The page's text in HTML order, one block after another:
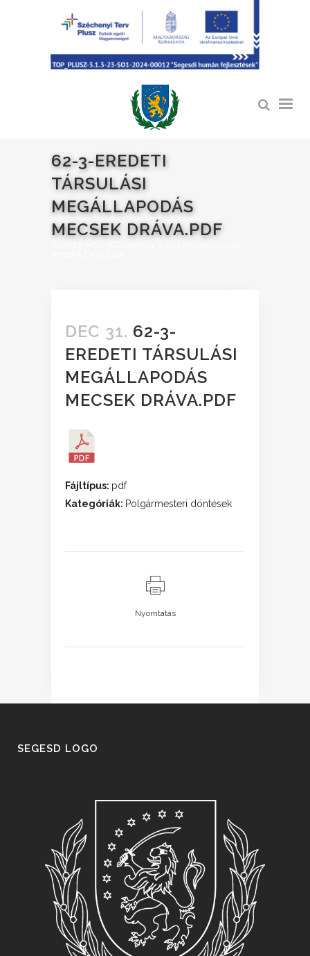
62-3-EREDETI
TÁRSULÁSI
MEGÁLLAPODÁS
MECSEK DRÁVA.PDF
DEC 31. 62-3-
EREDETI TÁRSULÁSI
MEGÁLLAPODÁS
MECSEK DRÁVA.PDF
Fájltípus: pdf
Kategóriák: Polgármesteri döntések
Nyomtatás
SEGESD LOGO